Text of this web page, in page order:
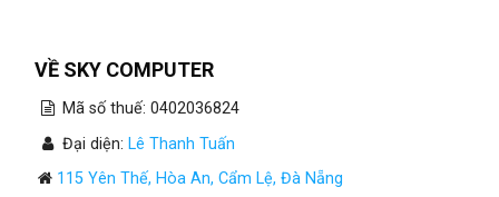
VỀ SKY COMPUTER
Mã số thuế: 0402036824
Đại diện: Lê Thanh Tuấn
115 Yên Thế, Hòa An, Cẩm Lệ, Đà Nẵng